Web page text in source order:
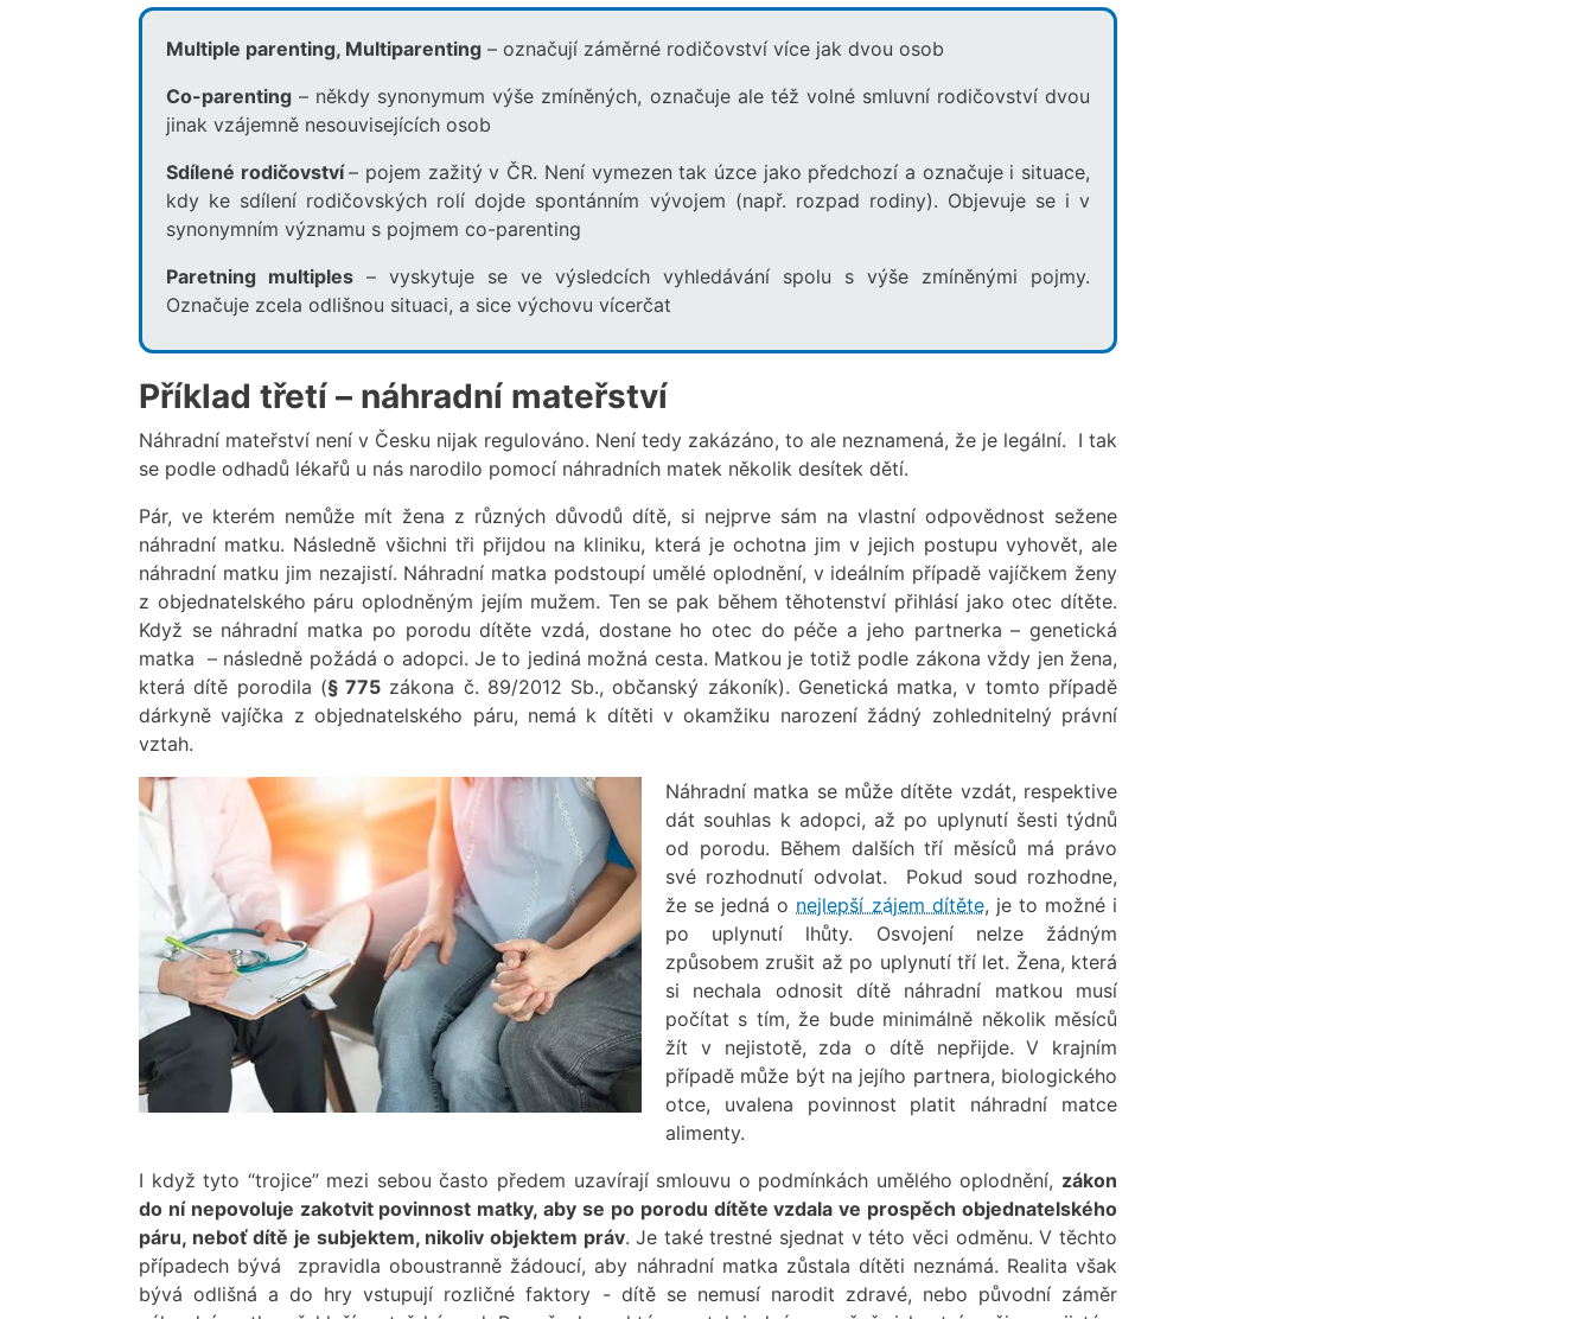
Multiple parenting, Multiparenting – označují záměrné rodičovství více jak dvou osob
Co-parenting – někdy synonymum výše zmíněných, označuje ale též volné smluvní rodičovství dvou
jinak vzájemně nesouvisejících osob
Sdílené rodičovství– pojem zažitý v ČR. Není vymezen tak úzce jako předchozí a označuje i situace,
kdy ke sdílení rodičovských rolí dojde spontánním vývojem (např. rozpad rodiny). Objevuje se i v
synonymním významu s pojmem co-parenting
Paretning multiples – vyskytuje se ve výsledcích vyhledávání spolu s výše zmíněnými pojmy.
Označuje zcela odlišnou situaci, a sice výchovu vícerčat
Příklad třetí – náhradní mateřství
Náhradní mateřství není v Česku nijak regulováno. Není tedy zakázáno, to ale neznamená, že je legální. I tak
se podle odhadů lékařů u nás narodilo pomocí náhradních matek několik desítek dětí.
Pár, ve kterém nemůže mít žena z různých důvodů dítě, si nejprve sám na vlastní odpovědnost sežene
náhradní matku. Následně všichni tři přijdou na kliniku, která je ochotna jim v jejich postupu vyhovět, ale
náhradní matku jim nezajistí. Náhradní matka podstoupí umělé oplodnění, v ideálním případě vajíčkem ženy
z objednatelského páru oplodněným jejím mužem. Ten se pak během těhotenství přihlásí jako otec dítěte.
Když se náhradní matka po porodu dítěte vzdá, dostane ho otec do péče a jeho partnerka – genetická
matka – následně požádá o adopci. Je to jediná možná cesta. Matkou je totiž podle zákona vždy jen žena,
která dítě porodila (§ 775 zákona č. 89/2012 Sb., občanský zákoník). Genetická matka, v tomto případě
dárkyně vajíčka z objednatelského páru, nemá k dítěti v okamžiku narození žádný zohlednitelný právní
vztah.
Náhradní matka se může dítěte vzdát, respektive
dát souhlas k adopci, až po uplynutí šesti týdnů
od porodu. Během dalších tří měsíců má právo
své rozhodnutí odvolat. Pokud soud rozhodne,
že se jedná o nejlepší zájem dítěte, je to možné i
po uplynutí lhůty. Osvojení nelze žádným
způsobem zrušit až po uplynutí tří let. Žena, která
si nechala odnosit dítě náhradní matkou musí
počítat s tím, že bude minimálně několik měsíců
žít v nejistotě, zda o dítě nepřijde. V krajním
případě může být na jejího partnera, biologického
otce, uvalena povinnost platit náhradní matce
alimenty.
I když tyto “trojice” mezi sebou často předem uzavírají smlouvu o podmínkách umělého oplodnění, zákon
do ní nepovoluje zakotvit povinnost matky, aby se po porodu dítěte vzdala ve prospěch objednatelského
páru, neboť dítě je subjektem, nikoliv objektem práv. Je také trestné sjednat v této věci odměnu. V těchto
případech bývá zpravidla oboustranně žádoucí, aby náhradní matka zůstala dítěti neznámá. Realita však
bývá odlišná a do hry vstupují rozličné faktory - dítě se nemusí narodit zdravé, nebo původní záměr